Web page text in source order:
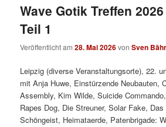
Wave Gotik Treffen
Teil 1
Veröffentlicht am28. Mai 2026vonSven Bähr
Leipzig (diverse Veranstaltungsorte), 22.
mit Anja Huwe, Einstürzende Neubauten,
Assembly, Kim Wilde, Suicide
Rapes Dog, Die Streuner, Solar Fake,
Schöngeist, Heimataerde, Patenbrigade: